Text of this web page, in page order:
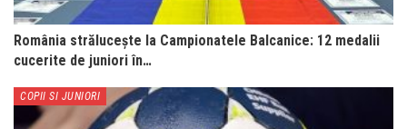
România strălucește la Campionatele Balcanice: 12 medalii
cucerite de juniori în…
COPII SI JUNIORI